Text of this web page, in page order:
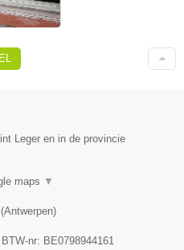
Leger en in de provincie
maps ▼
(Antwerpen)
, BTW-nr: BE0798944161